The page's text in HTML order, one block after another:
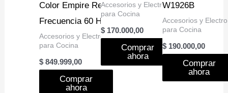
Color Empire Red
Frecuencia 60 Hz
Accesorios y Electro
para Cocina
$ 849.999,00
Comprar
ahora
Accesorios y Electro
para Cocina
$ 170.000,00
Comprar
ahora
W1926B
Accesorios y Electro
para Cocina
$190.000,00
Comprar
ahora